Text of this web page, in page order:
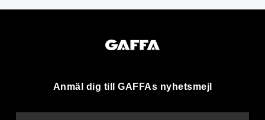
Anmäl dig till GAFFAs nyhetsmejl